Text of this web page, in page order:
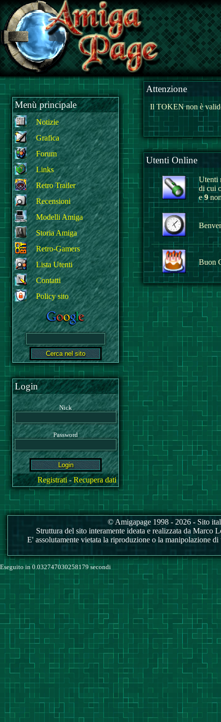
Menù principale
Notizie
Grafica
Forum
Links
Retro Trailer
Recensioni
Modelli Amiga
Storia Amiga
Retro-Gamers
Lista Utenti
Contatti
Policy sito
Login
Nick
Password
Registrati-Recupera dati
Attenzione
Il TOKEN non è
Utenti Online
Utenti
di cui
e9
Buon
© Amigapage 1998 - 2026 - Sito
Struttura del sito interamente ideata e realizzata da
E' assolutamente vietata la riproduzione o la manipolazione
Eseguito in 0.032747030258179 secondi